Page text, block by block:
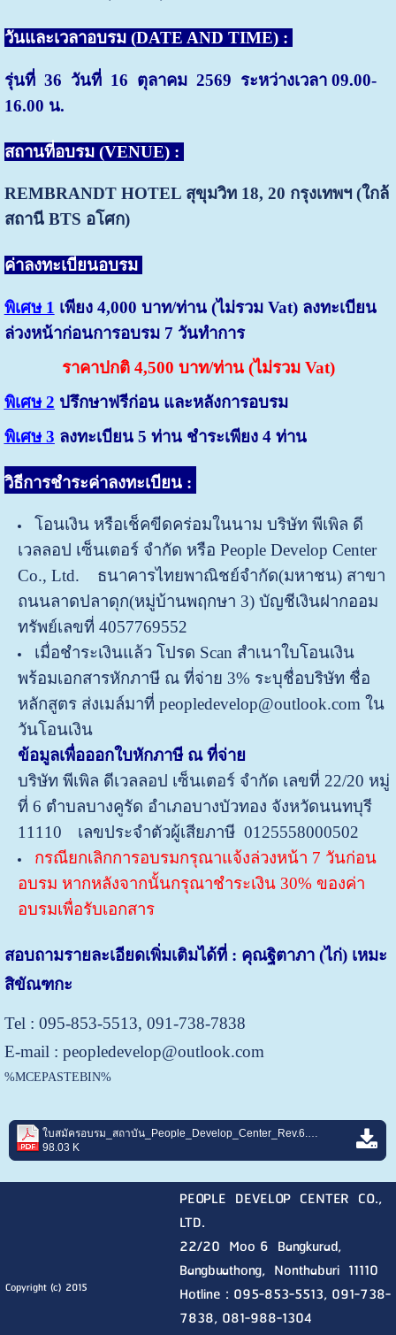
วันและเวลาอบรม (DATE AND TIME) :
รุ่นที่ 36 วันที่ 16 ตุลาคม 2569 ระหว่างเวลา 09.00-
16.00 น.
สถานที่อบรม (VENUE) :
REMBRANDT HOTEL สุขุมวิท 18, 20 กรุงเทพฯ (ใกล้
สถานี BTS อโศก)
ค่าลงทะเบียนอบรม
พิเศษ 1 เพียง 4,000 บาท/ท่าน (ไม่รวม Vat) ลงทะเบียน
ล่วงหน้าก่อนการอบรม 7 วันทำการ
ราคาปกติ 4,500 บาท/ท่าน (ไม่รวม Vat)
พิเศษ 2 ปรึกษาฟรีก่อน และหลังการอบรม
พิเศษ 3 ลงทะเบียน 5 ท่าน ชำระเพียง 4 ท่าน
วิธีการชำระค่าลงทะเบียน:
โอนเงิน หรือเช็คขีดคร่อมในนาม บริษัท พีเพิล ดี
เวลลอป เซ็นเตอร์ จำกัด หรือ People Develop Center
Co., Ltd. ธนาคารไทยพาณิชย์จำกัด(มหาชน) สาขา
ถนนลาดปลาดุก(หมู่บ้านพฤกษา 3) บัญชีเงินฝากออม
ทรัพย์เลขที่ 4057769552
เมื่อชำระเงินแล้ว โปรด Scan สำเนาใบโอนเงิน
พร้อมเอกสารหักภาษี ณ ที่จ่าย 3% ระบุชื่อบริษัท ชื่อ
หลักสูตร ส่งเมล์มาที่ peopledevelop@outlook.com ใน
วันโอนเงิน
ข้อมูลเพื่อออกใบหักภาษี ณ ที่จ่าย
บริษัท พีเพิล ดีเวลลอป เซ็นเตอร์ จำกัด เลขที่ 22/20 หมู่
ที่ 6 ตำบลบางคูรัด อำเภอบางบัวทอง จังหวัดนนทบุรี
11110
เลขประจำตัวผู้เสียภาษี 0125558000502
กรณียกเลิกการอบรมกรุณาแจ้งล่วงหน้า 7 วันก่อน
อบรม หากหลังจากนั้นกรุณาชำระเงิน 30% ของค่า
อบรมเพื่อรับเอกสาร
สอบถามรายละเอียดเพิ่มเติมได้ที่ : คุณฐิตาภา (ไก่) เหมะ
สิขัณฑกะ
Tel : 095-853-5513, 091-738-7838
E-mail : peopledevelop@outlook.com
%MCEPASTEBIN%
ใบสมัครอบรม_สถาบัน_People_Develop_Center_Rev.6.pdf
98.03 K
Copyright (c) 2015
PEOPLE DEVELOP CENTER CO.,
LTD.
22/20 Moo 6 Bangkurad,
Bangbuathong, Nonthaburi 11110
Hotline : 095-853-5513, 091-738-
7838, 081-988-1304